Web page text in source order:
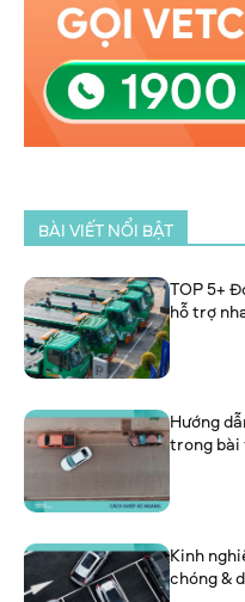
BÀI VIẾT NỔI BẬT
TOP 5+
hỗ trợ
Hướng
trong bài
Kinh
chóng &